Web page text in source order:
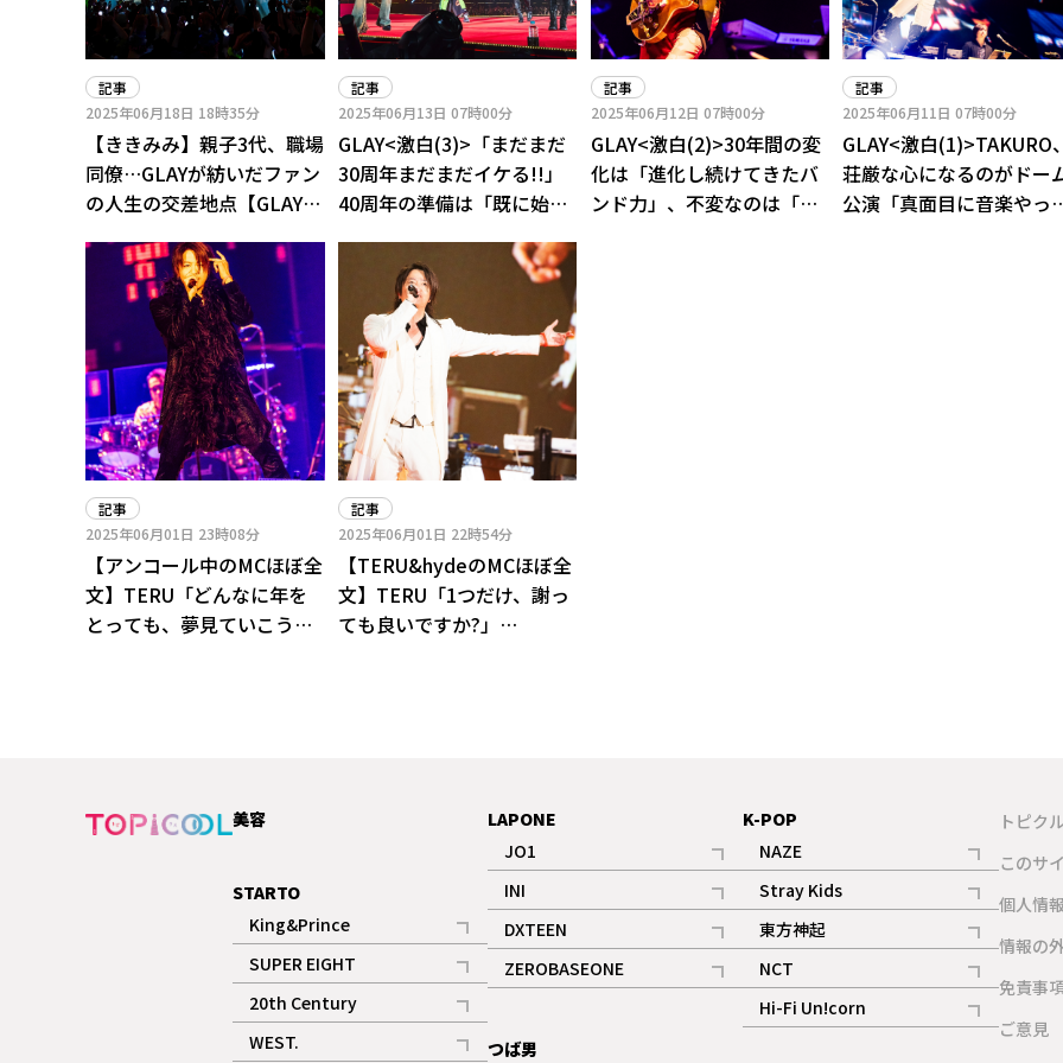
記事
2025年06月18日 18時35分
【ききみみ】親子3代、職場
同僚…GLAYが紡いだファン
の人生の交差地点【GLAY
記事
2025年06月13日 07時00分
GLAY<激白(3)>「まだまだ
30周年まだまだイケる!!」
40周年の準備は「既に始ま
記事
2025年06月12日 07時00分
GLAY<激白(2)>30年間の変
化は「進化し続けてきたバ
ンド力」、不変なのは「メ
記事
2025年06月11日07時00分
GLAY<激白(1)>TAKURO、
荘厳な心になるのがドー
公演「真面目に音楽やっ
記事
2025年06月01日 23時08分
【アンコール中のMCほぼ全
文】TERU「どんなに年を
とっても、夢見ていこうぜ
記事
2025年06月01日 22時54分
【TERU&hydeのMCほぼ全
文】TERU「1つだけ、謝っ
ても良いですか?」
美容
STARTO
King&Prince
記事
SUPER EIGHT
記事
20th Century
記事
WEST.
LAPONE
JO1
記事
ギャラリー
INI
記事
ギャラリー
DXTEEN
記事
ギャラリー
ZEROBASEONE
記事
つば男
K-POP
NAZE
記事
Stray Kids
記事
東方神起
記事
NCT
記事
Hi-Fi Un!corn
記事
トピク
このサ
個人情
情報の
免責事
ご意見